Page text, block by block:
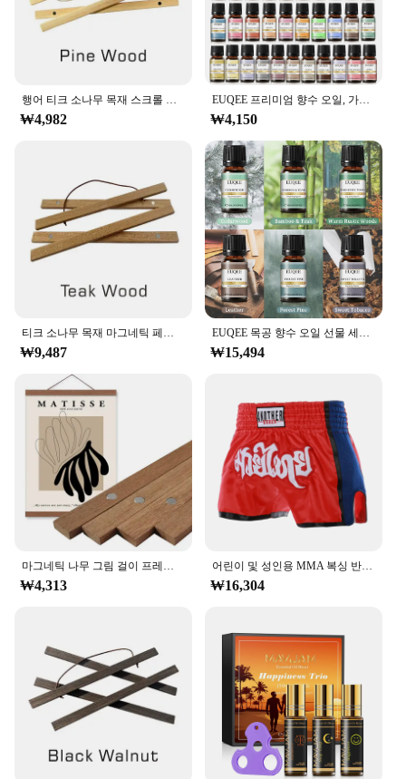
행어 티크 소나무 목재 스크롤 페인팅 프레임, 마그네틱 포스터, 5 색 목재 사진 프레임, 블랙 화이트 캔버스 프레임, 2130 40, 50cm
₩4,982
EUQEE 프리미엄 향수 오일, 가습기 디퓨저, 코코넛 바닐라 숲 소나무 백단향 대나무 및 티크 망고 아로마 오일, 10ml
₩4,150
₩9,487 ₩15,494
₩4,313
어린이 및 성인용 MMA 복싱 반바지, 무에타이 및 태권도 훈련용 무술 의류, 자수
₩16,304